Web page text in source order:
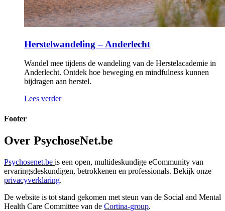
Herstelwandeling – Anderlecht
Wandel mee tijdens de wandeling van de Herstelacademie in
Anderlecht. Ontdek hoe beweging en mindfulness kunnen
bijdragen aan herstel.
Lees verder
Footer
Over PsychoseNet.be
Psychosenet.be is een open, multideskundige eCommunity van
ervaringsdeskundigen, betrokkenen en professionals. Bekijk onze
privacyverklaring.
De website is tot stand gekomen met steun van de Social and Mental
Health Care Committee van de Cortina-group.